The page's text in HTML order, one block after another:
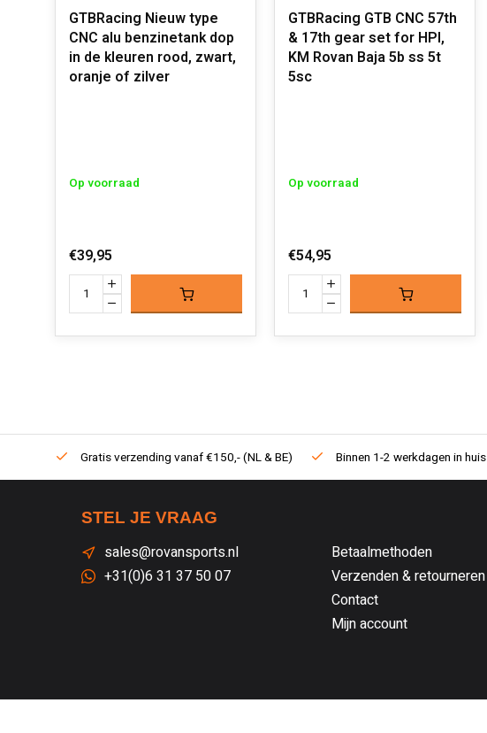
GTBRacing Nieuw type
CNC alu benzinetank dop
in de kleuren rood, zwart,
oranje of zilver
Op voorraad
€39,95
GTBRacing GTB CNC 57th
& 17th gear set for HPI,
KM Rovan Baja 5b ss 5t
5sc
Op voorraad
€54,95
Gratis verzending vanaf €150,- (NL & BE) Binnen 1-2 werkdagen in huis
STEL JE VRAAG
sales@rovansports.nl
+31(0)6 31 37 50 07
Betaalmethoden
Verzenden & retourneren
Contact
Mijn account